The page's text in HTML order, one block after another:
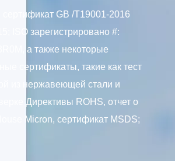
сертификат GB /T19001-2016
ISO зарегистрировано #:
а также некоторые
сертификаты, такие как тест
из нержавеющей стали и
Директивы ROHS, отчет о
Micron, сертификат MSDS;